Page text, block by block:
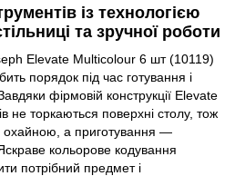
із технологією
та зручної роботи
Elevate Multicolour 6 шт (10119)
порядок під час готування і
фірмовій конструкції Elevate
не торкаються поверхні столу, тож
охайною, а приготування —
кольорове кодування
потрібний предмет і